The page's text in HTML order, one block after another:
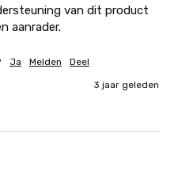
van dit product
aanrader.
Ja Melden Deel
3 jaar geleden